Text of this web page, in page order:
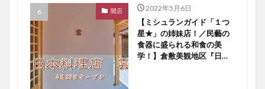
開店 2022年5月6日
【ミシュランガイド「１つ
星★」の姉妹店！／民藝の
食器に盛られる和食の美
学！】倉敷美観地区『日本